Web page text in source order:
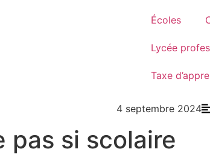
Écoles
Lycée
Taxe
4 septembre 2024
pas si scolaire